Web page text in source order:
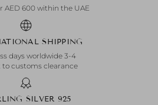
AED 600 within the UAE
SHIPPING
3-4 business days worldwide
to customs clearance
925 STERLING SILVER